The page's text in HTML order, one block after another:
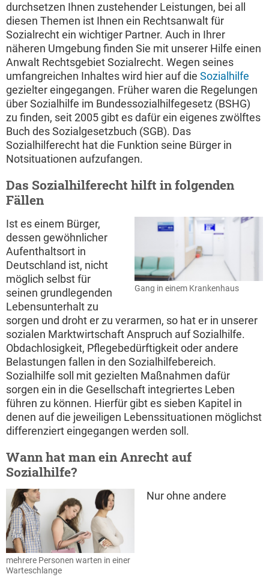
durchsetzen Ihnen zustehender Leistungen, bei all
diesen Themen ist Ihnen ein Rechtsanwalt für
Sozialrecht ein wichtiger Partner. Auch in Ihrer
näheren Umgebung finden Sie mit unserer Hilfe einen
Anwalt Rechtsgebiet Sozialrecht. Wegen seines
umfangreichen Inhaltes wird hier auf die Sozialhilfe
gezielter eingegangen. Früher waren die Regelungen
über Sozialhilfe im Bundessozialhilfegesetz (BSHG)
zu finden, seit 2005 gibt es dafür ein eigenes zwölftes
Buch des Sozialgesetzbuch (SGB). Das
Sozialhilferecht hat die Funktion seine Bürger in
Notsituationen aufzufangen.
Das Sozialhilferecht hilft in folgenden
Fällen
Gang in einem Krankenhaus
Ist es einem Bürger,
dessen gewöhnlicher
Aufenthaltsort in
Deutschland ist, nicht
möglich selbst für
seinen grundlegenden
Lebensunterhalt zu
sorgen und droht er zu verarmen, so hat er in unserer
sozialen Marktwirtschaft Anspruch auf Sozialhilfe.
Obdachlosigkeit, Pflegebedürftigkeit oder andere
Belastungen fallen in den Sozialhilfebereich.
Sozialhilfe soll mit gezielten Maßnahmen dafür
sorgen ein in die Gesellschaft integriertes Leben
führen zu können. Hierfür gibt es sieben Kapitel in
denen auf die jeweiligen Lebenssituationen möglichst
differenziert eingegangen werden soll.
Wann hat man ein Anrecht auf
Sozialhilfe?
mehrere Personen warten in einer
Warteschlange
Nur ohne andere